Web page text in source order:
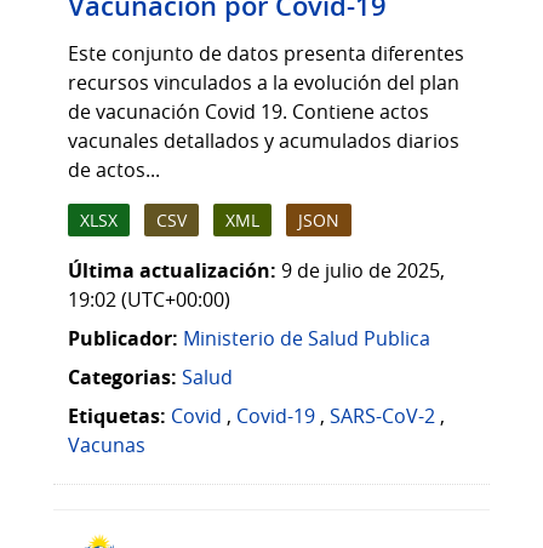
Este conjunto de datos presenta diferentes
recursos vinculados a la evolución del plan
de vacunación Covid 19. Contiene actos
vacunales detallados y acumulados diarios
de actos...
XLSX CSV XML JSON
Última actualización: 9 de julio de 2025,
19:02 (UTC+00:00)
Publicador: Ministerio de Salud Publica
Categorias: Salud
Etiquetas: Covid , Covid-19, SARS-CoV-2,
Vacunas